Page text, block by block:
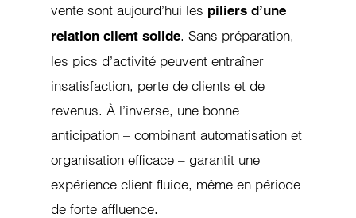
vente sont aujourd’hui les piliers d’une
relation client solide. Sans préparation,
les pics d’activité peuvent entraîner
insatisfaction, perte de clients et de
revenus. À l’inverse, une bonne
anticipation – combinant automatisation et
organisation efficace – garantit une
expérience client fluide, même en période
de forte affluence.